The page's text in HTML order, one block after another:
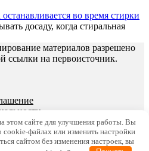
во время стирки
досаду, когда стиральная
материалов разрешено
ссылки на первоисточник.
этом сайте для улучшения работы. Вы
файлах или изменить настройки
сайтом без изменения настроек, вы